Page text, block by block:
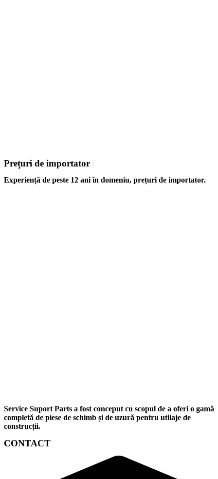
Prețuri de importator
Experiență de peste 12 ani în domeniu, prețuri de importator.
Service Suport Parts a fost conceput cu scopul de a oferi o gamă
completă de piese de schimb și de uzură pentru utilaje de
construcții.
CONTACT